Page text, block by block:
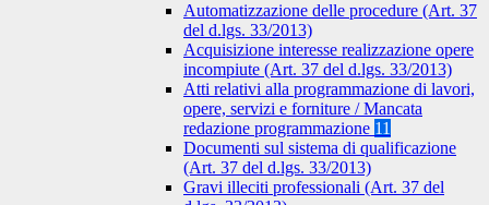
Automatizzazione delle procedure (Art. 37
del d.lgs. 33/2013)
Acquisizione interesse realizzazione opere
incompiute (Art. 37 del d.lgs. 33/2013)
Atti relativi alla programmazione di lavori,
opere, servizi e forniture / Mancata
redazione programmazione 11
Documenti sul sistema di qualificazione
(Art. 37 del d.lgs. 33/2013)
Gravi illeciti professionali (Art. 37 del